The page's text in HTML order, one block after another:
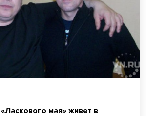
мая» живет в